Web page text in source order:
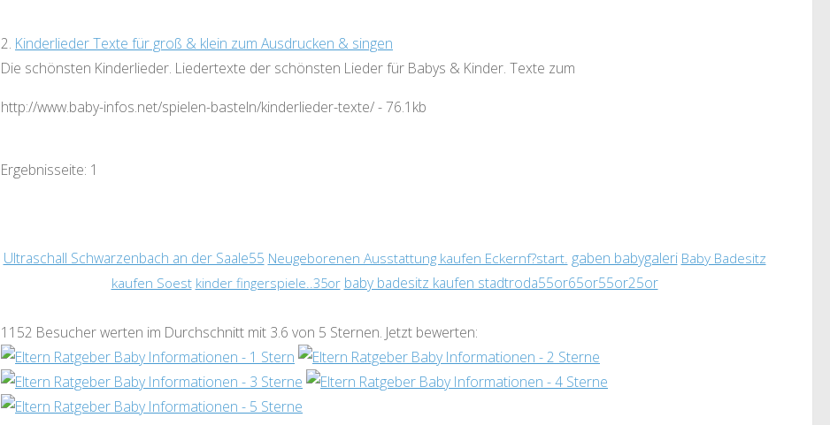
2. Kinderlieder Texte für groß & klein zum Ausdrucken & singen
Die schönsten Kinderlieder. Liedertexte der schönsten Lieder für Babys & Kinder. Texte zum
http://www.baby-infos.net/spielen-basteln/kinderlieder-texte/ - 76.1kb
Ergebnisseite: 1
Ultraschall Schwarzenbach an der Saale55 Neugeborenen Ausstattung kaufen Eckernf?start. gaben babygaleri Baby Badesitz
kaufen Soest kinder fingerspiele..35or baby badesitz kaufen stadtroda55or65or55or25or
1152 Besucher werten im Durchschnitt mit 3.6 von 5 Sternen. Jetzt bewerten: